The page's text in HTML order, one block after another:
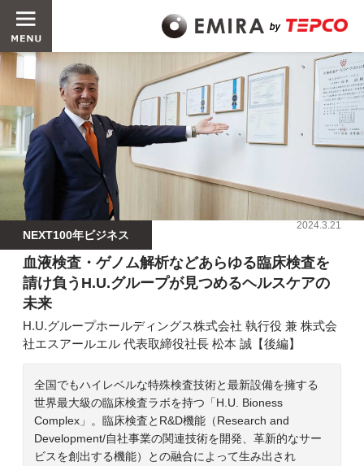
NEXT100年ビジネス
2024.3.21
血液検査・ゲノム解析などあらゆる臨床検査を
請け負うH.U.グループが見つめるヘルスケアの
未来
H.U.グループホールディングス株式会社 執行役 兼 株式会
社エスアールエル 代表取締役社長 松本 誠【後編】
全国でもハイレベルな特殊検査技術と最新設備を擁する
世界最大級の臨床検査ラボを持つ「H.U. Bioness
Complex」。臨床検査とR&D機能（Research and
Development/自社事業の関連技術を開発、革新的なサー
ビスを創出する機能）との融合によって生み出され